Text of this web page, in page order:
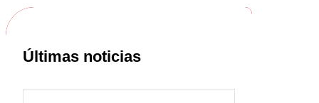
Últimas noticias